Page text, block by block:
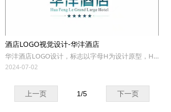
酒店LOGO视觉设计-华沣酒店
华沣酒店LOGO设计，标志以字母H为设计原型，H由线条组成，创意来源于烟花轨迹，寓意喜庆、华丽。H造型向外伸展，呈向上向下动势，寓意天地合一，喜迎来宾。同时标志形态犹如酒店建筑造型的水中倒影，魅力万千，标志内外线条一致，寓意从内而外，如出一辙的极致体验。
2024-07-02
上一页 下一页
1/5